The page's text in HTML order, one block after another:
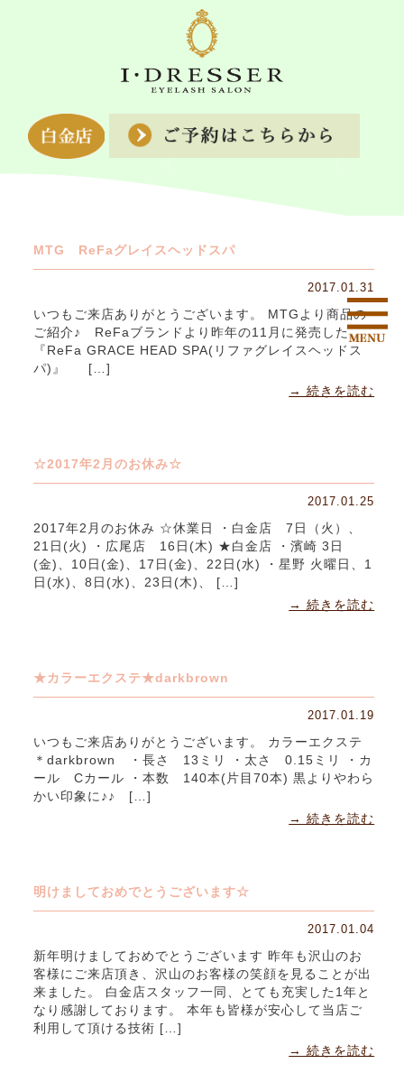
MTG ReFaグレイスヘッドスパ
2017.01.31
いつもご来店ありがとうございます。 MTGより商品の
ご紹介♪ ReFaブランドより昨年の11月に発売した
『ReFa GRACE HEAD SPA(リファグレイスヘッドス
パ)』 […]
→ 続きを読む
☆2017年2月のお休み☆
2017.01.25
2017年2月のお休み ☆休業日 ・白金店 7日（火）、
21日(火) ・広尾店 16日(木) ★白金店 ・濱崎 3日
(金)、10日(金)、17日(金)、22日(水) ・星野 火曜日、1
日(水)、8日(水)、23日(木)、 […]
→ 続きを読む
★カラーエクステ★darkbrown
2017.01.19
いつもご来店ありがとうございます。 カラーエクステ
＊darkbrown ・長さ 13ミリ ・太さ 0.15ミリ ・カ
ール Cカール ・本数 140本(片目70本) 黒よりやわら
かい印象に♪♪ […]
→ 続きを読む
明けましておめでとうございます☆
2017.01.04
新年明けましておめでとうございます 昨年も沢山のお
客様にご来店頂き、沢山のお客様の笑顔を見ることが出
来ました。 白金店スタッフ一同、とても充実した1年と
なり感謝しております。 本年も皆様が安心して当店ご
利用して頂ける技術 […]
→ 続きを読む